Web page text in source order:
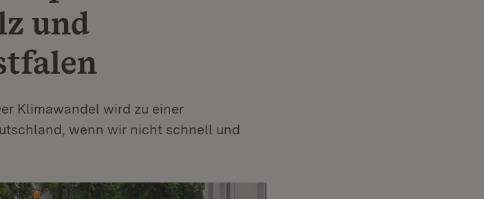
und
Klimawandel wird zu einer
wenn wir nicht schnell und